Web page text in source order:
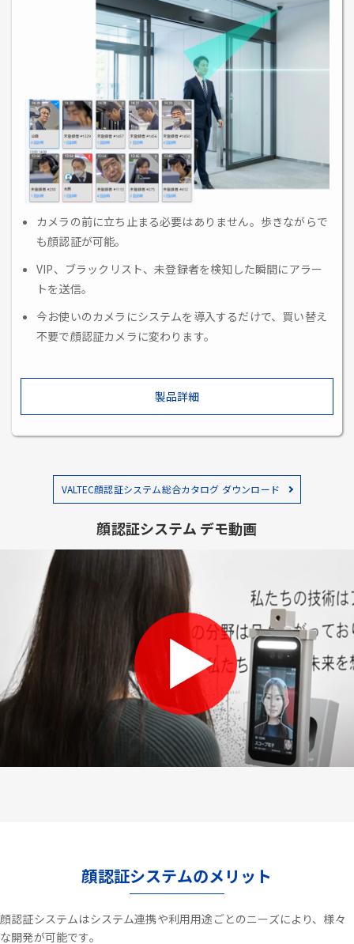
カメラの前に立ち止まる必要はありません。歩きながらで
も顔認証が可能。
VIP、ブラックリスト、未登録者を検知した瞬間にアラー
トを送信。
今お使いのカメラにシステムを導入するだけで、買い替え
不要で顔認証カメラに変わります。
製品詳細
VALTEC顔認証システム総合カタログ ダウンロード
顔認証システム デモ動画
顔認証システムのメリット
顔認証システムはシステム連携や利用用途ごとのニーズにより、様々
な開発が可能です。